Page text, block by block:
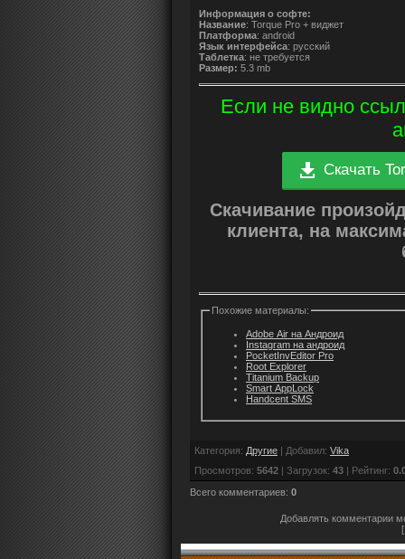
Информация о софте:
Название: Torque Pro + виджет
Платформа: android
Язык интерфейса: русский
Таблетка: не требуется
Размер: 5.3 mb
Если не видно
Скачать
Скачивание
клиента, на
Похожие материалы:
Adobe Air на Андроид
Instagram на андроид
PocketInvEditor Pro
Root Explorer
Titanium Backup
Smart AppLock
Handcent SMS
Категория: Другие | Добавил: Vika
Просмотров: 5642 | Загрузок: 43 | Рейтинг:
Всего комментариев: 0
Добавлять комментарии